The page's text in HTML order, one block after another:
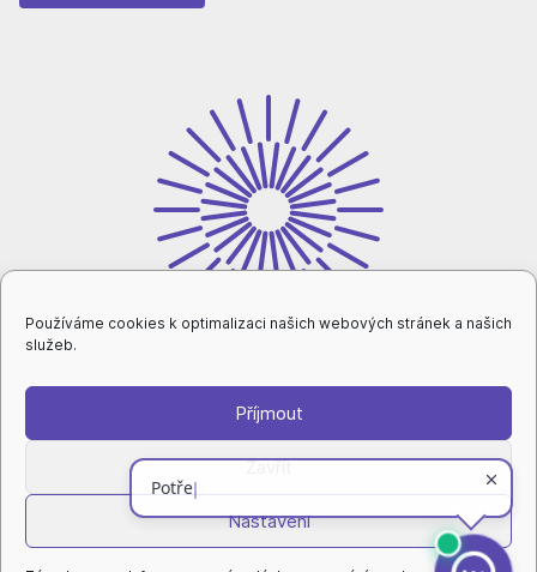
Používáme cookies k optimalizaci našich webových stránek a našich
služeb.
Příjmout
Zavřít
Nastavení
ochrana osobních údajů|nastavení cookies|
prohlášení o přístupnosti|rovné příležitosti a diverzita|